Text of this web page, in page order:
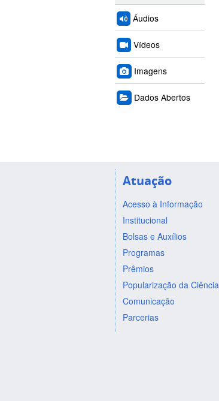
Áudios
Vídeos
Imagens
Dados Abertos
Atuação
Acesso à Informação
Institucional
Bolsas e Auxílios
Programas
Prêmios
Popularização da Ciência
Comunicação
Parcerias